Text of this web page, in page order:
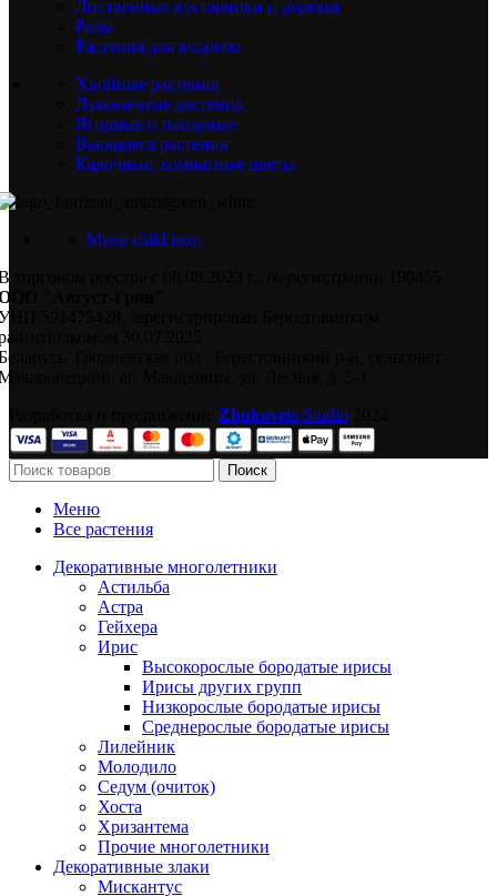
Лиственные кустарники и деревья
Розы
Растения для водоема
Хвойные растения
Луковичные растения
Ягодные и плодовые
Вьющиеся растения
Кадочные, комнатные цветы
Menu child item
торговом реестре с 08.08.2023 г., № регистрации 190455
"Август-Грин"
591475428, зарегистрирован Берестовицким
30.07.2025
Гродненская обл., Берестовицкий р-н, сельсовет:
аг. Макаровцы, ул. Лесная, д. 5-1
Zhukovets Studio
Поиск
Меню
Все растения
Декоративные многолетники
Астильба
Астра
Гейхера
Ирис
Высокорослые бородатые ирисы
Ирисы других групп
Низкорослые бородатые ирисы
Среднерослые бородатые ирисы
Лилейник
Молодило
Седум (очиток)
Хоста
Хризантема
Прочие многолетники
Декоративные злаки
Мискантус